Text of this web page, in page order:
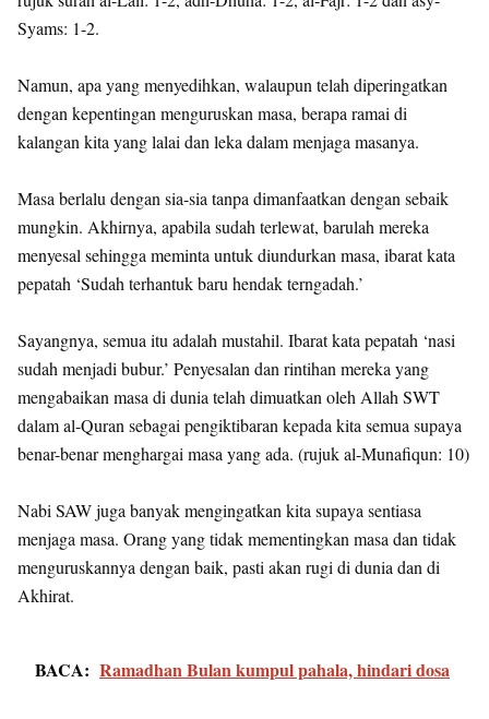
Syams: 1-2.
Namun, apa yang menyedihkan, walaupun telah diperingatkan
dengan kepentingan menguruskan masa, berapa ramai di
kalangan kita yang lalai dan leka dalam menjaga masanya.
Masa berlalu dengan sia-sia tanpa dimanfaatkan dengan sebaik
mungkin. Akhirnya, apabila sudah terlewat, barulah mereka
menyesal sehingga meminta untuk diundurkan masa, ibarat kata
pepatah ‘Sudah terhantuk baru hendak terngadah.’
Sayangnya, semua itu adalah mustahil. Ibarat kata pepatah ‘nasi
sudah menjadi bubur.’ Penyesalan dan rintihan mereka yang
mengabaikan masa di dunia telah dimuatkan oleh Allah SWT
dalam al-Quran sebagai pengiktibaran kepada kita semua supaya
benar-benar menghargai masa yang ada. (rujuk al-Munafiqun: 10)
Nabi SAW juga banyak mengingatkan kita supaya sentiasa
menjaga masa. Orang yang tidak mementingkan masa dan tidak
menguruskannya dengan baik, pasti akan rugi di dunia dan di
Akhirat.
BACA: Ramadhan Bulan kumpul pahala, hindari dosa